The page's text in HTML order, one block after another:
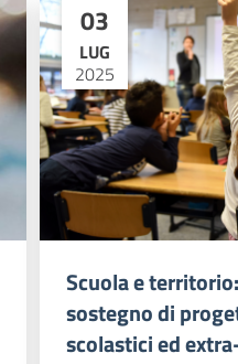
03
LUG
2025
Scuola e
sostegno di
scolastici ed